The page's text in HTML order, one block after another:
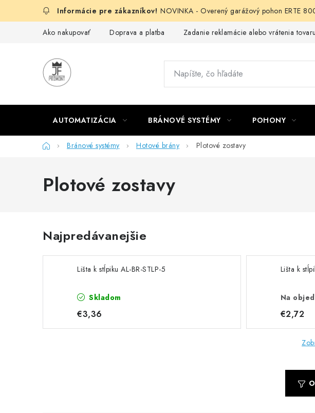
NOVINKA - Overený garážový pohon ERTE
Ako nakupovať Doprava a platba Zadanie reklamácie alebo vrátenia tovaru
AUTOMATIZÁCIA BRÁNOVÉ SYSTÉMY POHONY
DomovBránové systémy Hotové brány Plotové zostavy
Plotové zostavy
Najpredávanejšie
Lišta k stĺpiku AL-BR-STLP-5
Skladom
€3,36
Lišta k
Na
€2,72